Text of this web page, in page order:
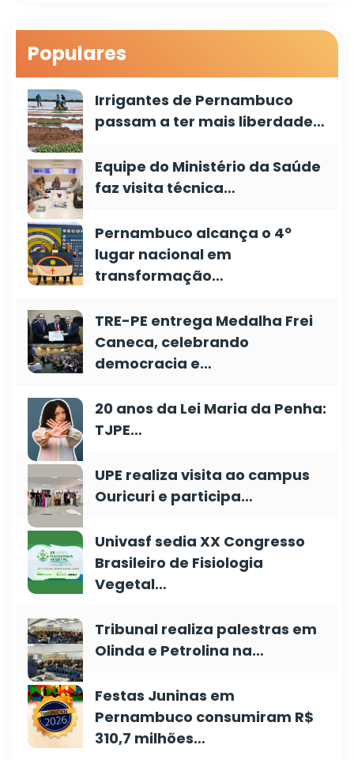
Populares
Irrigantes de Pernambuco
passam a ter mais liberdade…
Equipe do Ministério da Saúde
faz visita técnica…
Pernambuco alcança o 4º
lugar nacional em
transformação…
TRE-PE entrega Medalha Frei
Caneca, celebrando
democracia e…
20 anos da Lei Maria da Penha:
TJPE…
UPE realiza visita ao campus
Ouricuri e participa…
Univasf sedia XX Congresso
Brasileiro de Fisiologia
Vegetal…
Tribunal realiza palestras em
Olinda e Petrolina na…
Festas Juninas em
Pernambuco consumiram R$
310,7 milhões…